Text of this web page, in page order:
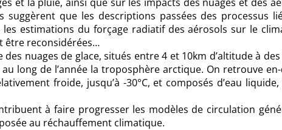
suggèrent que les descriptions passées des processus
estimations du forçage radiatif des aérosols sur le
être reconsidérées…
nuages de glace, situés entre 4 et 10km d’altitude à
long de l’année la troposphère arctique. On retrouve
froide, jusqu’à -30°C, et composés d’eau
à faire progresser les modèles de circulation
au réchauffement climatique.